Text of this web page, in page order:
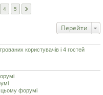
4 5
Перейти
користувачів і 4 гостей
цьому форумі